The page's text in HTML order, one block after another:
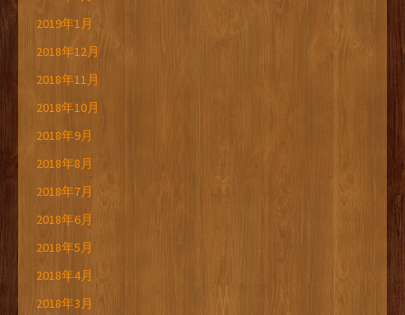
2019年1月
2018年12月
2018年11月
2018年10月
2018年9月
2018年8月
2018年7月
2018年6月
2018年5月
2018年4月
2018年3月